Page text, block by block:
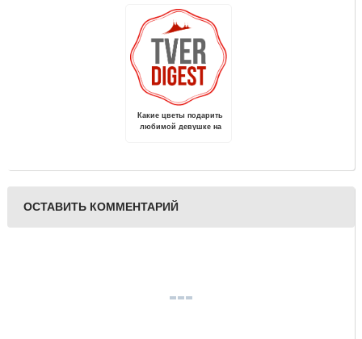
Какие цветы подарить
любимой девушке на
ОСТАВИТЬ КОММЕНТАРИЙ